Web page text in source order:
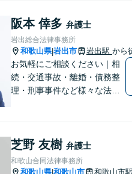
阪本 倖多 弁護士
岩出総合法律事務所
和歌山県|岩出市 岩出駅 から
お気軽にご相談ください｜相
続・交通事故・離婚・債務整
理・刑事事件など様々な法律
日・オンライン相談OK（要予
約）｜丁寧な報告とスピード
対応で安心をお届けします
芝野 友樹 弁護士
和歌山合同法律事務所
和歌山県|和歌山市 和歌山市駅